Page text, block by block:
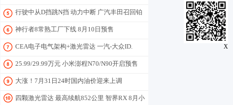
行驶中从D挡跳N挡 动力中断 广汽丰田召回铂
智7
神行者8常熟工厂下线 8月10日预售
CEA电子电气架构+激光雷达 一汽-大众ID.
AURA T6盲订
25.99/29.99万元 小米澎程N70/N90开启预售
大涨！7月31日24时国内油价迎来上调
四颗激光雷达 最高续航852公里 智界RX 8月小
X